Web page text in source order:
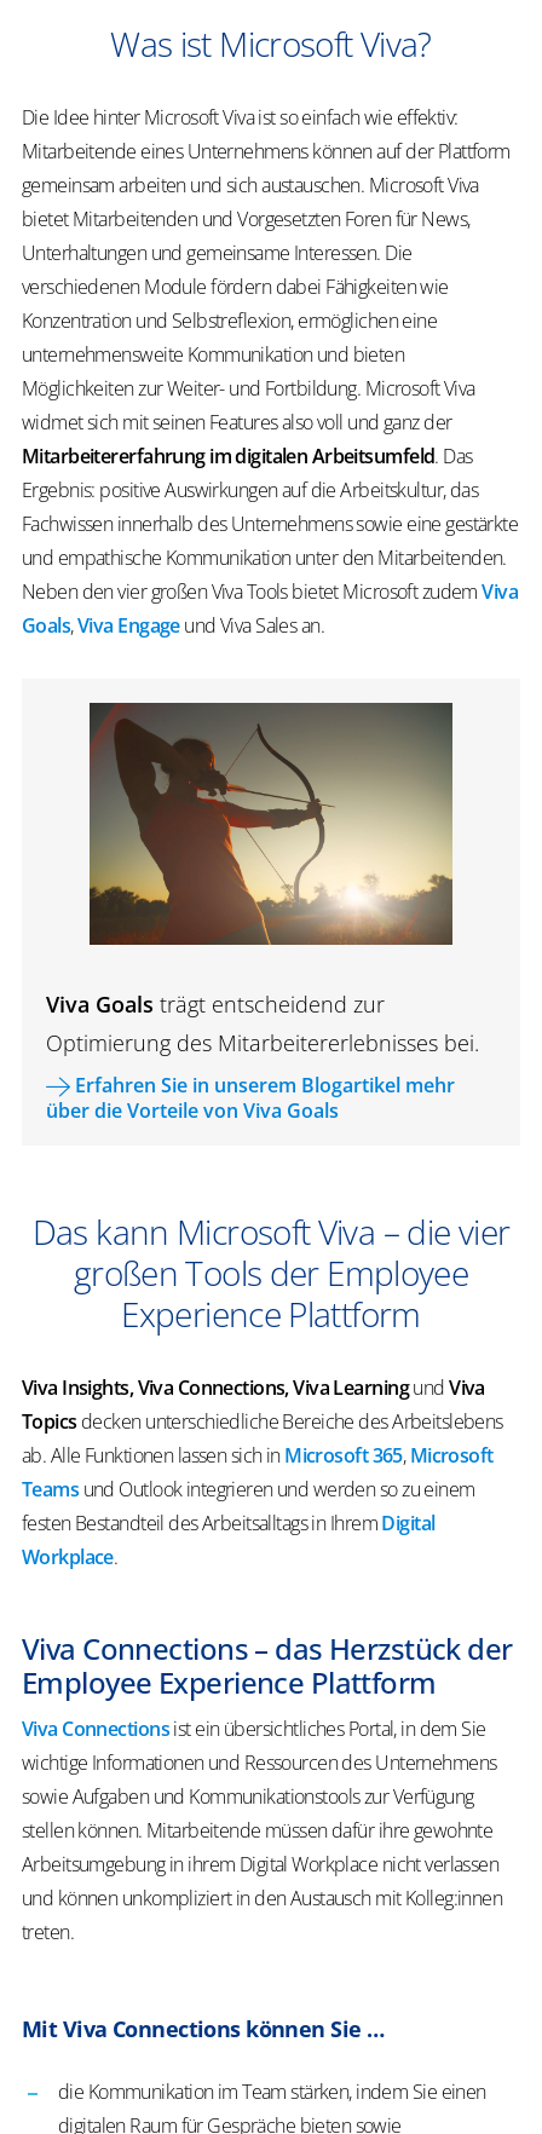
Was ist Microsoft Viva?
Die Idee hinter Microsoft Viva ist so einfach wie effektiv:
Mitarbeitende eines Unternehmens können auf der Plattform
gemeinsam arbeiten und sich austauschen. Microsoft Viva
bietet Mitarbeitenden und Vorgesetzten Foren für News,
Unterhaltungen und gemeinsame Interessen. Die
verschiedenen Module fördern dabei Fähigkeiten wie
Konzentration und Selbstreflexion, ermöglichen eine
unternehmensweite Kommunikation und bieten
Möglichkeiten zur Weiter- und Fortbildung. Microsoft Viva
widmet sich mit seinen Features also voll und ganz der
Mitarbeitererfahrung im digitalen Arbeitsumfeld. Das
Ergebnis: positive Auswirkungen auf die Arbeitskultur, das
Fachwissen innerhalb des Unternehmens sowie eine gestärkte
und empathische Kommunikation unter den Mitarbeitenden.
Neben den vier großen Viva Tools bietet Microsoft zudemViva
Goals,Viva Engageund Viva Sales an.
Viva Goals trägt entscheidend zur
Optimierung des Mitarbeitererlebnisses bei.
Erfahren Sie in unserem Blogartikel mehr
über die Vorteile von Viva Goals
Das kann Microsoft Viva – die vier
großen Tools der Employee
Experience Plattform
Viva Insights, Viva Connections, Viva LearningundViva
Topics decken unterschiedliche Bereiche des Arbeitslebens
ab. Alle Funktionen lassen sich inMicrosoft 365,Microsoft
Teams und Outlook integrieren und werden so zu einem
festen Bestandteil des Arbeitsalltags in IhremDigital
Workplace.
Viva Connections – das Herzstück der
Employee Experience Plattform
Viva Connectionsist ein übersichtliches Portal, in dem Sie
wichtige Informationen und Ressourcen des Unternehmens
sowie Aufgaben und Kommunikationstools zur Verfügung
stellen können. Mitarbeitende müssen dafür ihre gewohnte
Arbeitsumgebung in ihrem Digital Workplace nicht verlassen
und können unkompliziert in den Austausch mit Kolleg:innen
treten.
Mit Viva Connections können Sie …
die Kommunikation im Team stärken, indem Sie einen
digitalen Raum für Gespräche bieten sowie